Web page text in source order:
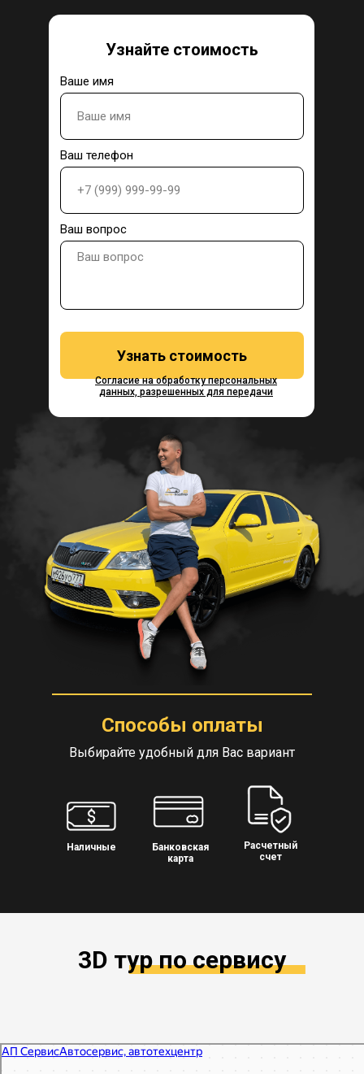
Узнайте стоимость
Ваше имя
Ваш телефон
Ваш вопрос
Узнать стоимость
Согласие на обработку персональных
данных, разрешенных для передачи
Наличные
Банковская
карта
Расчетный
счет
Выбирайте удобный для Вас вариант
Способы оплаты
3D тур по сервису
АП Сервис
Автосервис, автотехцентр в Москве